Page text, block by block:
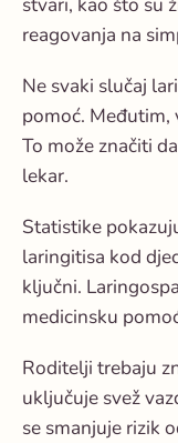
reagovanja na
Ne svaki slučaj
pomoć. Međutim,
To može značiti
lekar.
Statistike
laringitisa kod
ključni.
medicinsku
Roditelji trebaju
uključuje svež
se smanjuje rizik